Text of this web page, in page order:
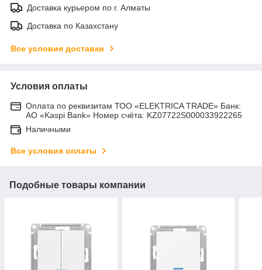
Доставка курьером по г. Алматы
Доставка по Казахстану
Все условия доставки
Условия оплаты
Оплата по реквизитам ТОО «ELEKTRICA TRADE» Банк:
АО «Kaspi Bank» Номер счёта: KZ07722S000033922265
Наличными
Все условия оплаты
Подобные товары компании